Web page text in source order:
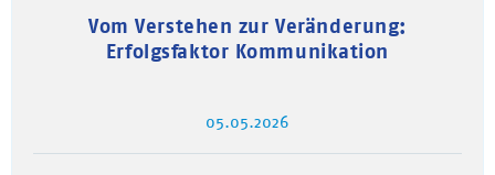
Vom Verstehen zur Veränderung:
Erfolgsfaktor Kommunikation
05.05.2026